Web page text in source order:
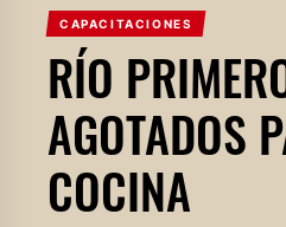
CAPACITACIONES
RÍO
AGOTADOS
COCINA